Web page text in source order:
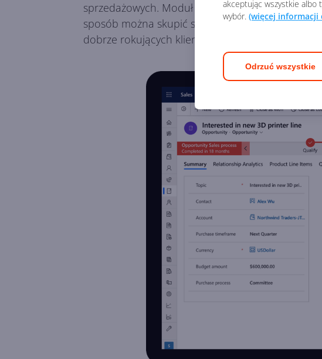
akceptując wszystkie albo
wybór. (więcej
Odrzuć wszystkie
sprzedażowych. Moduł
Sprzedaż w Dynamics
sposób można skupić się na aktualnych celach
dobrze rokujących klientów i projektów.